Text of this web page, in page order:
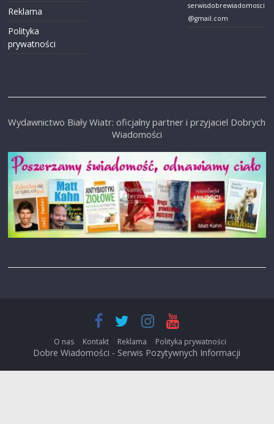
Reklama
Polityka
prywatności
serwisdobrewiadomosci
@gmail.com
Wydawnictwo Biały Wiatr: oficjalny partner i przyjaciel Dobrych
Wiadomości
O nas Kontakt Reklama Polityka prywatności
Dobre Wiadomości - Serwis Pozytywnych Informacji